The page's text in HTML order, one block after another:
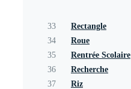
33
Rectangle
34
Roue
35
Rentrée Scolaire
36
Recherche
37
Riz